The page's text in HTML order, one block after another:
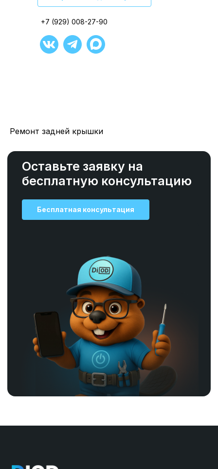
+7 (929) 008-27-90
+7 (929) 008-27-90
+7 (929) 008-27-90
+7 (929) 008-27-90
+7 (929) 008-27-90
Ремонт задней крышки
Оставьте заявку на
бесплатную консультацию
Бесплатная консультация